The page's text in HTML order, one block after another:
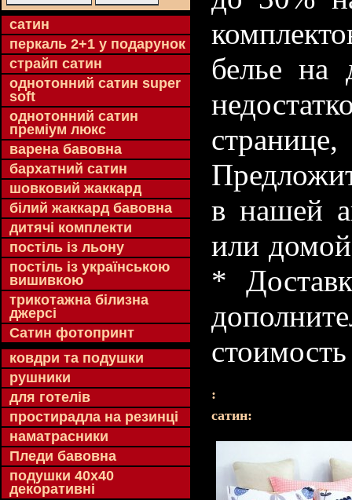
cатин
перкаль 2+1 у подарунок
страйп сатин
однотонний сатин super
soft
однотонний сатин
преміум люкс
варена бавовна
бархатний сатин
шовковий жаккард
білий жаккард бавовна
дитячі комплекти
постіль із льону
постіль із українською
вишивкою
трикотажна білизна
джерсі
Сатин фотопринт
ковдри та подушки
рушники
для готелів
простирадла на резинці
наматрасники
Пледи бавовна
подушки 40х40
декоративні
белье на
в нашей
или
*
:
cатин: